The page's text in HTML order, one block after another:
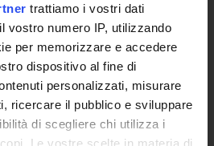
trattiamo i vostri dati
vostro numero IP, utilizzando
per memorizzare e accedere
dispositivo al fine di
personalizzati, misurare
ricercare il pubblico e sviluppare
di scegliere chi utilizza i
Le vostre scelte in materia di
iniziale degli insegnanti
4/8/23
Formazione Professionale
Corsi Singoli
- Corsi per Insegnanti
Offerta Formativa
degli Studi